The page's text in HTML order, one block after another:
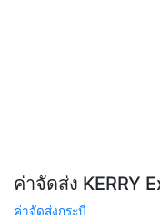
ค่าจัดส่ง KERRY
ค่าจัดส่งกระบี่